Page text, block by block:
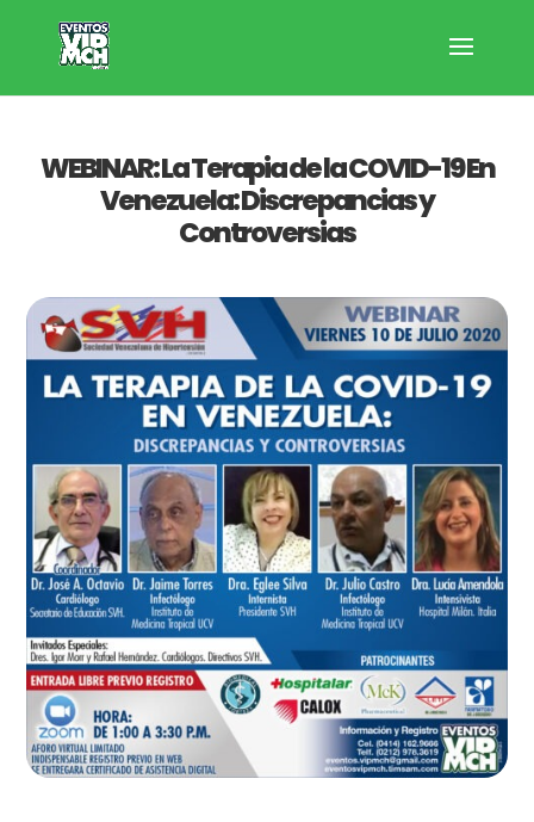
WEBINAR: La Terapia de la COVID-19 En
Venezuela: Discrepancias y
Controversias